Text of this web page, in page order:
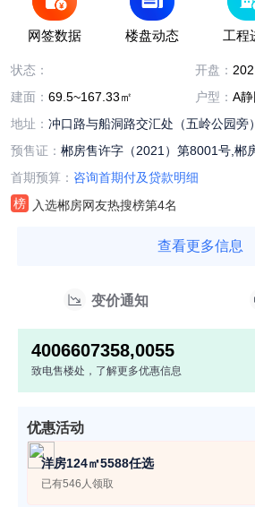
网签数据 楼盘动态 工程
状态： 开盘：
建面： 69.5~167.33㎡ 户型： A
地址： 冲口路与船洞路交汇处（五岭公园旁）
预售证： 郴房售许字（2021）第8001号,郴
0071号,郴房售许...
首期预算： 咨询首期付及贷款明细
榜
入选郴房网友热搜榜第4名
查看更多信息
变价通知
4006607358,0055
致电售楼处，了解更多优惠信息
优惠活动
洋房124㎡5588任选
已有546人领取